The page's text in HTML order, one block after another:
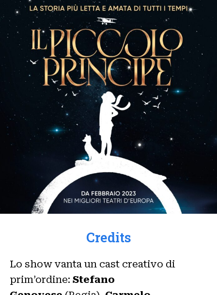
Credits
Lo show vanta un cast creativo di
prim’ordine: Stefano